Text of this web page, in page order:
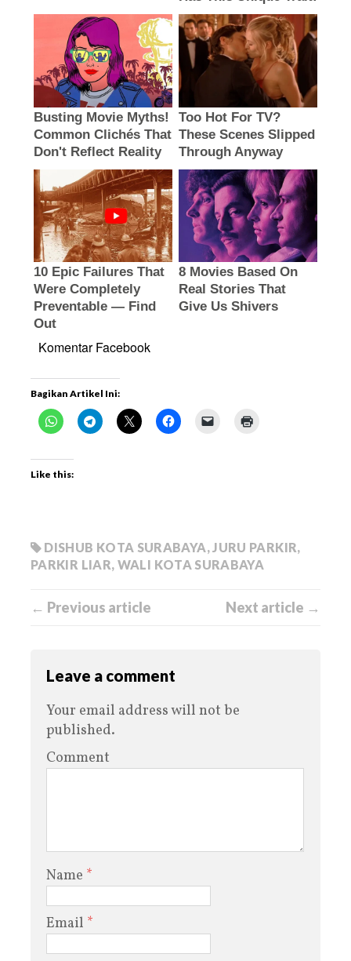
Komentar Facebook
Bagikan Artikel Ini:
Like this:
DISHUB KOTA SURABAYA,JURU PARKIR,
PARKIR LIAR, WALI KOTA SURABAYA
← Previous article Next article →
Leave a comment
Your email address will not be
published.
Comment
Name *
Email *